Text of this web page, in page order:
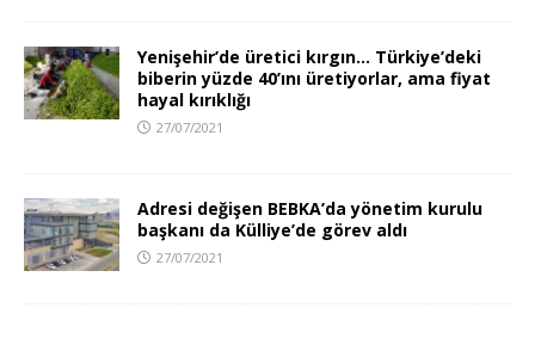
Yenişehir’de üretici kırgın… Türkiye’deki
biberin yüzde 40’ını üretiyorlar, ama fiyat
hayal kırıklığı
27/07/2021
Adresi değişen BEBKA’da yönetim kurulu
başkanı da Külliye’de görev aldı
27/07/2021